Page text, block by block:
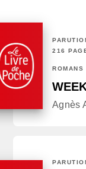
216
ROMANS
Agnès